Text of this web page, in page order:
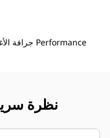
جرافة الأغراض العامة 4,8 م³ (6,25 ياردة³) الفئة Performance
نظرة